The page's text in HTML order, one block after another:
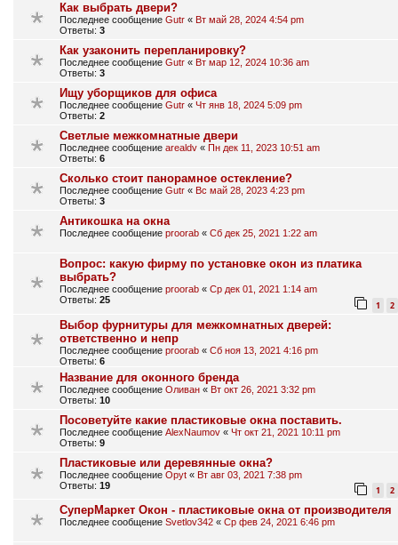
Как выбрать двери?
Последнее сообщение Gutr « Вт май 28, 2024 4:54 pm
Ответы: 3
Как узаконить перепланировку?
Последнее сообщение Gutr « Вт мар 12, 2024 10:36 am
Ответы: 3
Ищу уборщиков для офиса
Последнее сообщение Gutr « Чт янв 18, 2024 5:09 pm
Ответы: 2
Светлые межкомнатные двери
Последнее сообщение arealdv « Пн дек 11, 2023 10:51 am
Ответы: 6
Сколько стоит панорамное остекление?
Последнее сообщение Gutr « Вс май 28, 2023 4:23 pm
Ответы: 3
Антикошка на окна
Последнее сообщение proorab « Сб дек 25, 2021 1:22 am
Вопрос: какую фирму по установке окон из платика
выбрать?
Последнее сообщение proorab « Ср дек 01, 2021 1:14 am
Ответы: 25 1 2
Выбор фурнитуры для межкомнатных дверей:
ответственно и непр
Последнее сообщение proorab « Сб ноя 13, 2021 4:16 pm
Ответы: 6
Название для оконного бренда
Последнее сообщение Оливан « Вт окт 26, 2021 3:32 pm
Ответы: 10
Посоветуйте какие пластиковые окна поставить.
Последнее сообщение AlexNaumov « Чт окт 21, 2021 10:11 pm
Ответы: 9
Пластиковые или деревянные окна?
Последнее сообщение Opyt « Вт авг 03, 2021 7:38 pm
Ответы: 19 1 2
СуперМаркет Окон - пластиковые окна от производителя
Последнее сообщение Svetlov342 « Ср фев 24, 2021 6:46 pm